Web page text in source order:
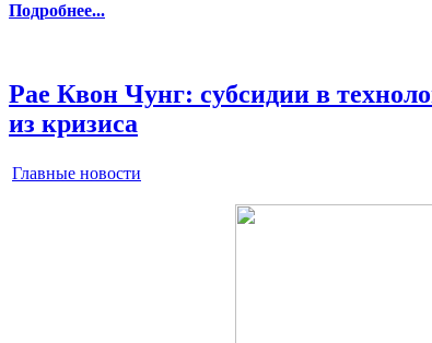
Подробнее...
Рае Квон Чунг: субсидии в
из кризиса
Главные новости